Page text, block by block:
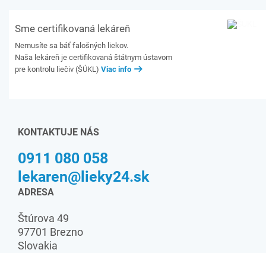
Sme certifikovaná lekáreň
Nemusíte sa báť falošných liekov.
Naša lekáreň je certifikovaná štátnym ústavom
pre kontrolu liečiv (ŠÚKL) Viac info
KONTAKTUJE NÁS
0911 080 058
lekaren@lieky24.sk
ADRESA
Štúrova 49
97701 Brezno
Slovakia